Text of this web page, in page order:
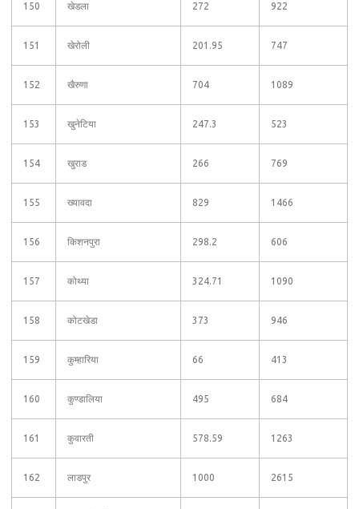
150 खेडला 272 922
151 खेरोली 201.95 747
152 खैरुणा 704 1089
153 खुनेटिया 247.3 523
154 खुराड 266 769
155 ख्यावदा 829 1466
156 किशनपुरा 298.2 606
157 कोथ्या 324.71 1090
158 कोटखेडा 373 946
159 कुम्हारिया 66 413
160 कुण्डालिया 495 684
161 कुवारती 578.59 1263
162 लाडपुर 1000 2615